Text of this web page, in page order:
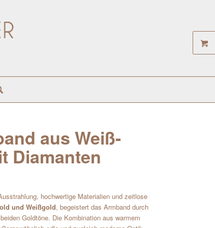
aus Weiß-
Diamanten
hochwertige Materialien und zeitlose
und Weißgold, begeistert das Armband durch
Goldtöne. Die Kombination aus warmem